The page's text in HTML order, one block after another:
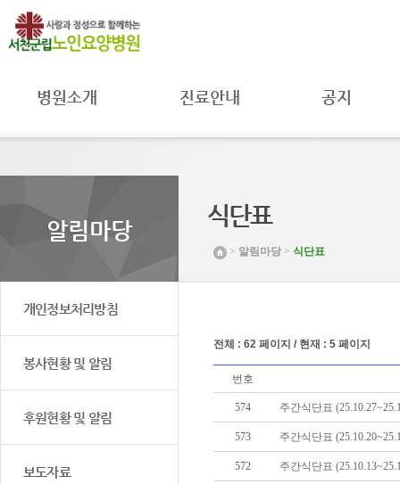
병원소개
조직도 및
연락처
진료안내
진료과
입원안내
프로그램안내
공지
공지사항
취약환자
채용공고
알림마당
개인정보처리방침
봉사현황 및 알림
후원현황 및 알림
보도자료
식단표
> 알림마당 > 식단표
전체 : 62 페이지 / 현재 : 5 페이지
번호
574 주간식단표
573 주간식단표
572 주간식단표